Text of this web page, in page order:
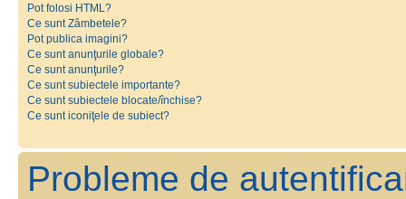
Pot folosi HTML?
Ce sunt Zâmbetele?
Pot publica imagini?
Ce sunt anunţurile globale?
Ce sunt anunţurile?
Ce sunt subiectele importante?
Ce sunt subiectele blocate/închise?
Ce sunt iconiţele de subiect?
Probleme de